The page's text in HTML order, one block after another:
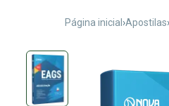
Página inicial Apostilas